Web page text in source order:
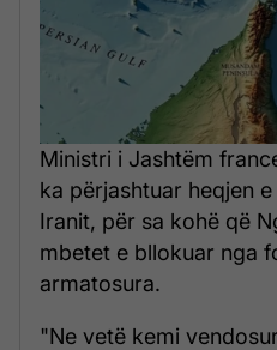
Ministri i Jashtëm
ka përjashtuar heqjen
Iranit, për sa kohë që
mbetet e bllokuar nga
armatosura.
"Ne vetë kemi